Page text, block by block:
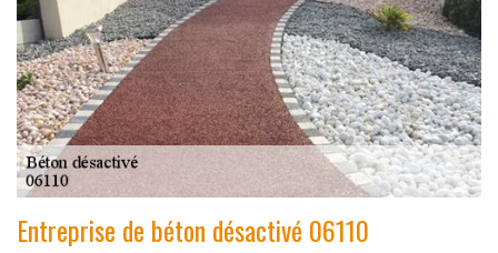
Entreprise de béton désactivé 06110